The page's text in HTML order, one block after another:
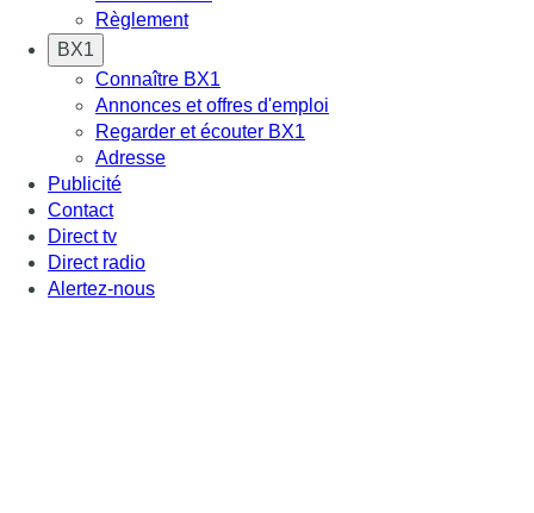
Règlement
BX1
Connaître BX1
Annonces et offres d'emploi
Regarder et écouter BX1
Adresse
Publicité
Contact
Direct tv
Direct radio
Alertez-nous